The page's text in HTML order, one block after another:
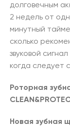
долговечным
2 недель от
минутный
сколько
звуковой
когда следует
Роторная
Новая зубная